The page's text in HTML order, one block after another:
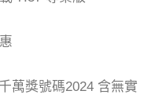
萬獎號碼2024 含無實